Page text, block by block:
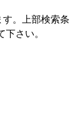
。上部検索条
さい。